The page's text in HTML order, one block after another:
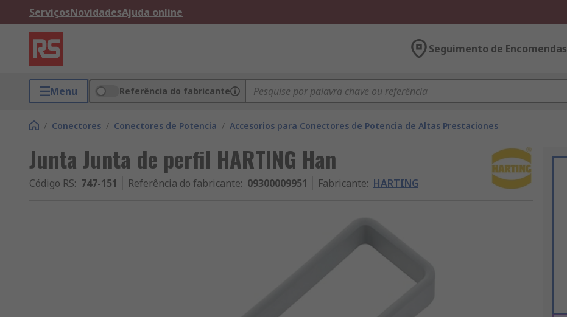
ServiçosNovidadesAjuda online
Seguimento de Encomendas
Menu Referência do fabricante
/ Conectores / Conectores de Potencia / Accesorios para Conectores de Potencia de Altas Prestaciones
Junta Junta de perfil HARTING Han
Código RS: 747-151 Referência do fabricante: 09300009951 Fabricante: HARTING